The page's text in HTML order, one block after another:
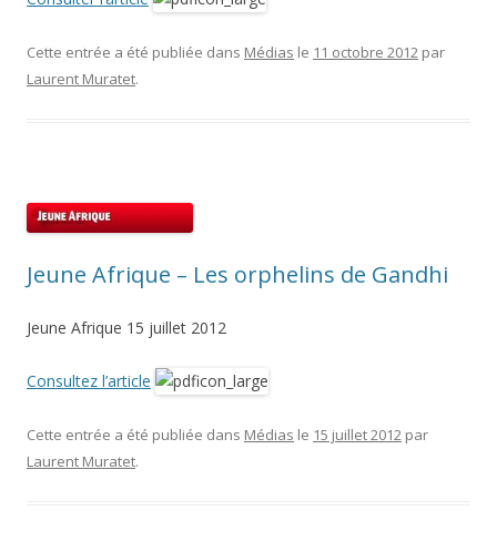
Cette entrée a été publiée dans Médias le 11 octobre 2012 par
Laurent Muratet.
Jeune Afrique – Les orphelins de Gandhi
Jeune Afrique 15 juillet 2012
Consultez l’article
Cette entrée a été publiée dans Médias le 15 juillet 2012 par
Laurent Muratet.